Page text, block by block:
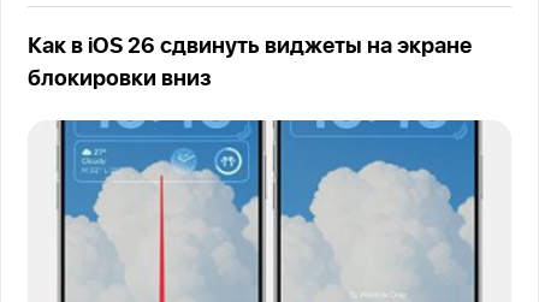
Как в iOS 26 сдвинуть виджеты на экране
блокировки вниз